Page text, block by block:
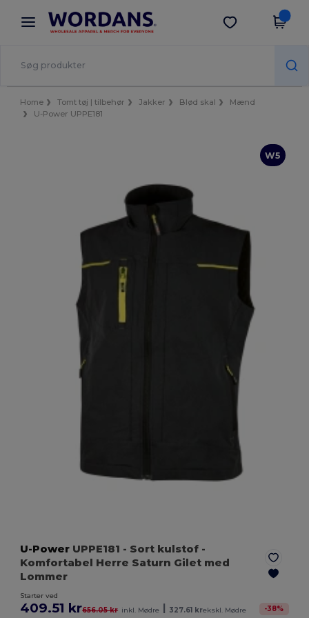
× Wordans-app
Bedre priser i appen!
Hent app
Home Tomt tøj | tilbehør Jakker Blød skal
Mænd
U-Power UPPE181
W5
U-Power UPPE181 - Sort kulstof -
Komfortabel Herre Saturn Gilet med
Lommer
Starter ved
409.51 kr656.05 kr inkl. Mødre | 327.61 krekskl. Mødre -38%